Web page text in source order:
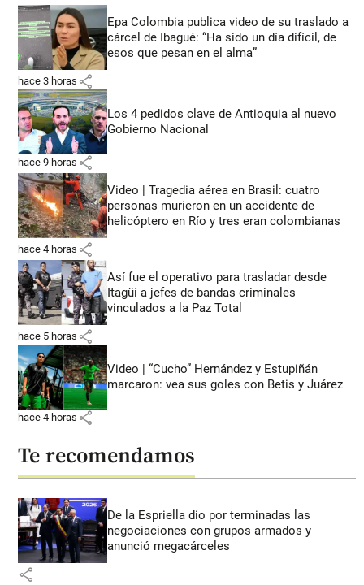
Epa Colombia publica video de su traslado a
cárcel de Ibagué: “Ha sido un día difícil, de
esos que pesan en el alma”
hace 3 horas share
Los 4 pedidos clave de Antioquia al nuevo
Gobierno Nacional
hace 9 horas share
Video | Tragedia aérea en Brasil: cuatro
personas murieron en un accidente de
helicóptero en Río y tres eran colombianas
hace 4 horas share
Así fue el operativo para trasladar desde
Itagüí a jefes de bandas criminales
vinculados a la Paz Total
hace 5 horas share
Video | “Cucho” Hernández y Estupiñán
marcaron: vea sus goles con Betis y Juárez
hace 4 horas share
Te recomendamos
De la Espriella dio por terminadas las
negociaciones con grupos armados y
anunció megacárceles
share